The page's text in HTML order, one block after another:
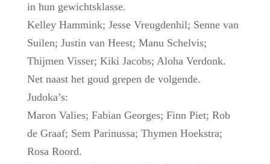
in hun gewichtsklasse.
Kelley Hammink; Jesse Vreugdenhil; Senne van
Suilen; Justin van Heest; Manu Schelvis;
Thijmen Visser; Kiki Jacobs; Aloha Verdonk.
Net naast het goud grepen de volgende.
Judoka’s:
Maron Valies; Fabian Georges; Finn Piet; Rob
de Graaf; Sem Parinussa; Thymen Hoekstra;
Rosa Roord.